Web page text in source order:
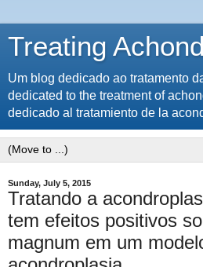
Treating
Um blog dedicado ao tratamento
dedicated to the treatment of
dedicado al tratamiento de la
Sunday, July 5, 2015
Tratando a
tem efeitos positivos
magnum em um